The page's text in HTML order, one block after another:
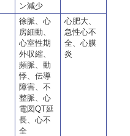
ン減少
徐脈、心
房細動、
心室性期
外収縮、
頻脈、動
悸、伝導
障害、不
整脈、心
電図QT延
長、心不
全
心肥大、
急性心不
全、心膜
炎